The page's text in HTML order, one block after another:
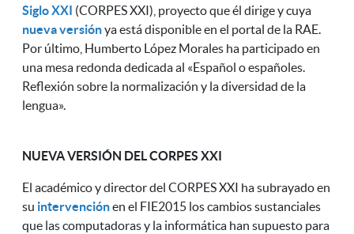
Siglo XXI (CORPES XXI), proyecto que él dirige y cuya
nueva versiónya está disponible en el portal de la RAE.
Por último, Humberto López Morales ha participado en
una mesa redonda dedicada al «Español o españoles.
Reflexión sobre la normalización y la diversidad de la
lengua».
NUEVA VERSIÓN DEL CORPES XXI
El académico y director del CORPES XXI ha subrayado en
su intervenciónen el FIE2015 los cambios sustanciales
que las computadoras y la informática han supuesto para